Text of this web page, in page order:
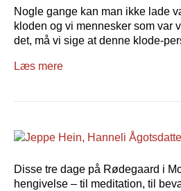
Nogle gange kan man ikke lade
kloden og vi mennesker som var
det, må vi sige at denne klode-
Læs mere
Disse tre dage på Rødegaard i
hengivelse – til meditation, til